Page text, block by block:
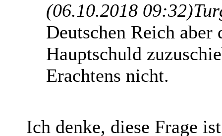
(06.10.2018 09:32)
Deutschen Reich
Hauptschuld
Erachtens nicht.
Ich denke, diese Frage